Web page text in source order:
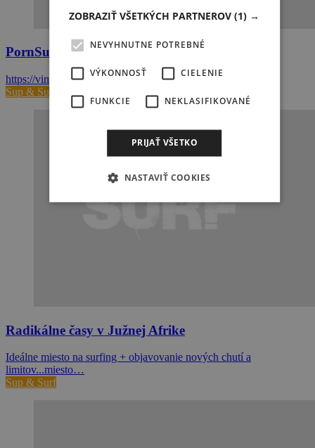
PornSurfing na Teahupo´o
https://vimeo.com/136938394
Sup & Surf
Radikálne časy v Južnej Afrike
Ideálne miesto na surfing + objavovanie nových chutí a
limitov...miesto…
Sup & Surf
ZOBRAZIŤ VŠETKÝCH PARTNEROV(1) →
NEVYHNUTNE POTREBNÉ
VÝKONNOSŤ CIELENIE
FUNKCIE NEKLASIFIKOVANÉ
PRIJAŤ VŠETKO
NASTAVIŤ COOKIES